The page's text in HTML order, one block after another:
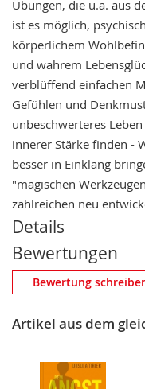
Übungen, die u.a. aus
ist es möglich,
körperlichem
und wahrem
verblüffend einfachen
Gefühlen und
unbeschwerteres
innerer Stärke finden -
besser in Einklang
"magischen
zahlreichen neu
Details
Bewertungen
Eigene Bewertung
Nickname
Zusammenfassung
Bewertung
Artikel aus dem